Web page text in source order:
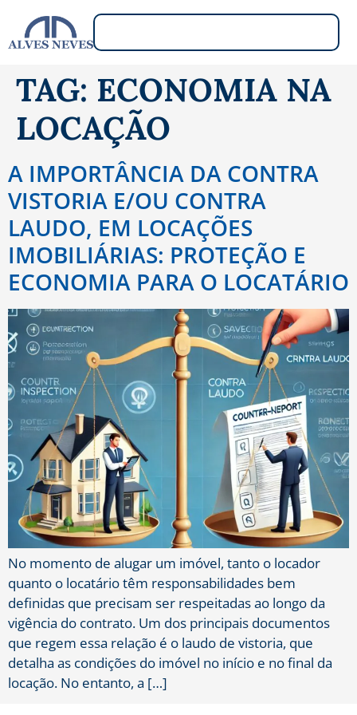
TAG: ECONOMIA NA
LOCAÇÃO
A IMPORTÂNCIA DA CONTRA
VISTORIA E/OU CONTRA
LAUDO, EM LOCAÇÕES
IMOBILIÁRIAS: PROTEÇÃO E
ECONOMIA PARA O LOCATÁRIO
No momento de alugar um imóvel, tanto o locador
quanto o locatário têm responsabilidades bem
definidas que precisam ser respeitadas ao longo da
vigência do contrato. Um dos principais documentos
que regem essa relação é o laudo de vistoria, que
detalha as condições do imóvel no início e no final da
locação. No entanto, a […]